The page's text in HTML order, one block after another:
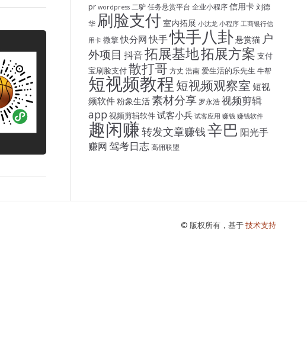
pr wordpress 二驴 任务悬赏平台 企业小程序 信用卡 刘德
华 刷脸支付 室内拓展 小沈龙 小程序 工商银行信
用卡 微擎快分网快手快手八卦悬赏猫 户
外项目 抖音拓展基地拓展方案 支付
宝刷脸支付散打哥 方丈 浩南 爱生活的乐先生 牛帮
短视频教程 短视频观察室 短视
频软件粉象生活素材分享 罗永浩 视频剪辑
app 视频剪辑软件试客小兵 试客应用 赚钱 赚钱软件
趣闲赚转发文章赚钱辛巴 阳光手
赚网驾考日志 高佣联盟
© 版权所有，基于技术支持